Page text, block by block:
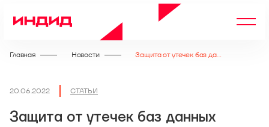
Главная Новости Защита от утечек баз данных
20.06.2022 СТАТЬИ
Защита от утечек баз данных